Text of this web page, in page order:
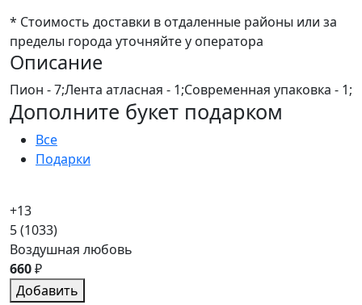
* Стоимость доставки в отдаленные районы или за
пределы города уточняйте у оператора
Описание
Пион - 7;Лента атласная - 1;Современная упаковка - 1;
Дополните букет подарком
Все
Подарки
+13
5(1033)
Воздушная любовь
660₽
Добавить